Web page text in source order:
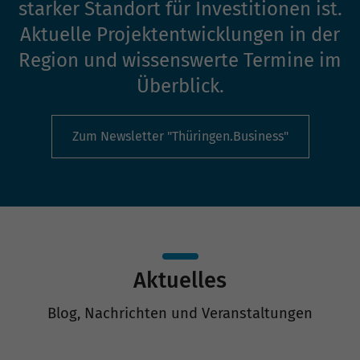
starker Standort für Investitionen ist.
Aktuelle Projektentwicklungen in der
Region und wissenswerte Termine im
Überblick.
Zum Newsletter "Thüringen.Business"
Aktuelles
Blog, Nachrichten und Veranstaltungen